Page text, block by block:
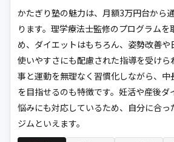
かたぎり塾の魅力は、月額3万円台から
ります。理学療法士監修のプログラムを
め、ダイエットはもちろん、姿勢改善や
使いやすさにも配慮された指導を受けら
事と運動を無理なく習慣化しながら、
を目指せるのも特徴です。妊活や産後ダ
悩みにも対応しているため、自分に合っ
ジムといえます。